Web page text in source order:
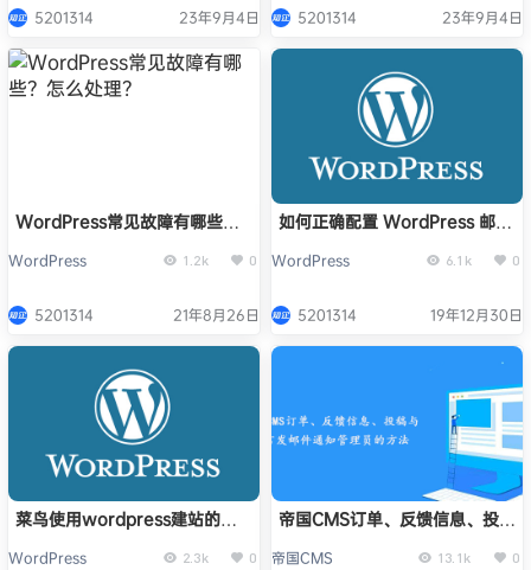
5201314 23年9月4日 5201314 23年9月4日
WordPress常见故障有哪些？
WordPress 1.2k 0
5201314 21年8月26日
如何正确配置 WordPress 邮件
WordPress 6.1k 0
5201314 19年12月30日
菜鸟使用wordpress建站的心
WordPress 2.3k 0
帝国CMS订单、反馈信息、投稿
帝国CMS 13.1k 0